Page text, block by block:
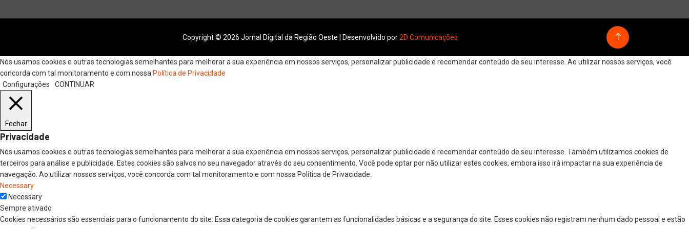
Copyright © 2026 Jornal Digital da Região Oeste | Desenvolvido por2D Comunicações
Nós usamos cookies e outras tecnologias semelhantes para melhorar a sua experiência em nossos serviços, personalizar publicidade e recomendar conteúdo de seu interesse. Ao utilizar nossos serviços, você
concorda com tal monitoramento e com nossa Política de Privacidade
Configurações
CONTINUAR
Fechar
Privacidade
Nós usamos cookies e outras tecnologias semelhantes para melhorar a sua experiência em nossos serviços, personalizar publicidade e recomendar conteúdo de seu interesse. Também utilizamos cookies de
terceiros para análise e publicidade. Estes cookies são salvos no seu navegador através do seu consentimento. Você pode optar por não utilizar estes cookies, embora isso irá impactar na sua experiência de
navegação. Ao utilizar nossos serviços, você concorda com tal monitoramento e com nossa Política de Privacidade.
Necessary
Necessary
Sempre ativado
Cookies necessários são essenciais para o funcionamento do site. Essa categoria de cookies garantem as funcionalidades básicas e a segurança do site. Esses cookies não registram nenhum dado pessoal e estão